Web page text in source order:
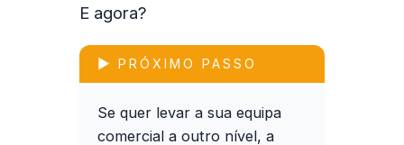
E agora?
▶ PRÓXIMO PASSO
Se quer levar a sua equipa
comercial a outro nível, a